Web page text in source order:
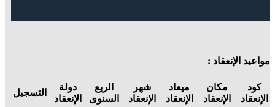
مواعيد الإنعقاد :
كود
الإنعقاد
مكان
الإنعقاد
ميعاد
الإنعقاد
شهر
الإنعقاد
الربع
السنوى
دولة
الإنعقاد
التسجيل